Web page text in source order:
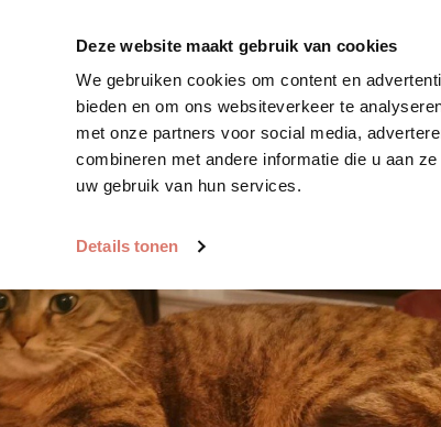
Deze website maakt gebruik van cookies
We gebruiken cookies om content en
bieden en om ons websiteverkeer te
met onze partners voor social media,
combineren met andere informatie die u aan
uw gebruik van hun services.
Details tonen
Zoek huisdier Plaats huisdier Hoe